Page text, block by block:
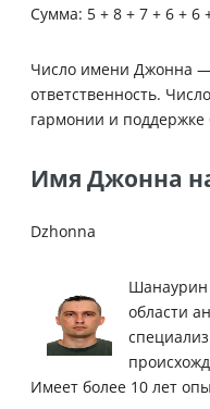
Сумма: 5 + 8 + 7 + 6 + 6
Число имени Джонна
ответственность.
гармонии и поддержке
Имя Джонна
Dzhonna
Шанаурин
области
Имеет более 10 лет